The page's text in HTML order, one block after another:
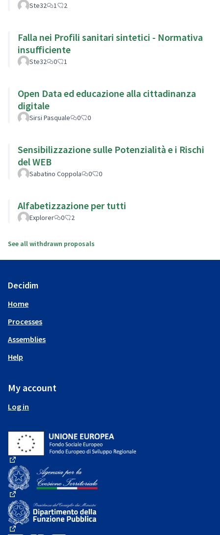
Ste32 1 2
Falla nei Profili sanitari sintetici - Normativa
insufficiente
Ste32 0 1
Open Data ed educazione alla cittadinanza
digitale
Sirsi Pasquale 0 0
Sensibilizzazione sulle Potenzialità e i Rischi
del WEB
Sabatino Coppola 0 0
Alfabetizzazione per tutti
Explorer 0 2
See all withdrawn proposals
Decidim
Home
Processes
Assemblies
Help
My account
Log in
(External link)
(External link)